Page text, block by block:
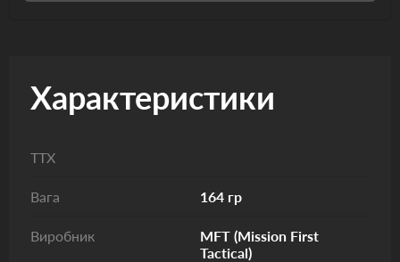
Характеристики
ТТХ
Вага 164 гр
Виробник
MFT (Mission First
Tactical)